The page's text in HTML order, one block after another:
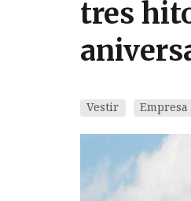
tres
Vestir Empresa